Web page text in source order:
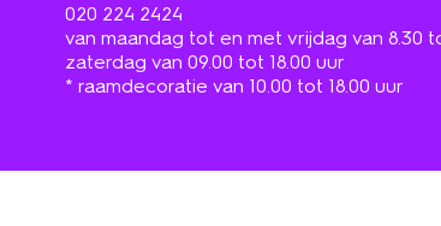
020 224 2424
van maandag tot en met vrijdag van 8.30
zaterdag van 09.00 tot 18.00 uur
* raamdecoratie van 10.00 tot 18.00 uur